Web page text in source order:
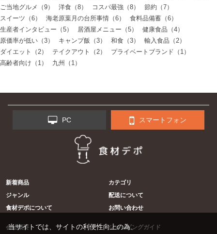
ご当地グルメ（9）
洋食（8） コスパ最強（8）
節約（7）
スイーツ（6）
海老原葉月の台所事情（6）
食料品備蓄（6）
生産者インタビュー（5）
居酒屋メニュー（5）
健康食品（4）
原価率が低い（3）
キャンプ飯（3） 和食（3）
輸入食品（2）
ダイエット（2）
テイクアウト（2）
プライベートブランド（1）
高齢者向け（1）
九州（1）
PC スマートフォン
新着商品
カテゴリ
ジャンル
配送について
食材デポについて
お問い合わせ
会社概要 ショッピングガイド
当サイトでは、サイトの利便性向上の為、